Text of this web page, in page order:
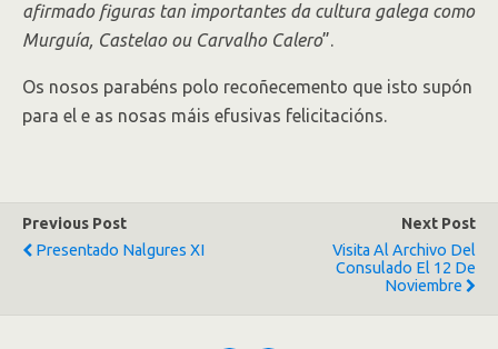
afirmado figuras tan importantes da cultura galega como
Murguía, Castelao ou Carvalho Calero”.
Os nosos parabéns polo recoñecemento que isto supón
para el e as nosas máis efusivas felicitacións.
Previous Post
Presentado Nalgures XI
Next Post
Visita Al Archivo Del
Consulado El 12 De
Noviembre